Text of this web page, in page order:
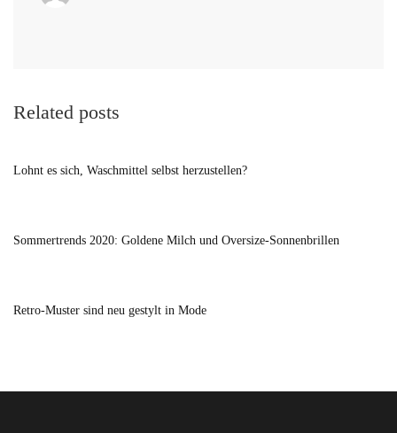
Related posts
Lohnt es sich, Waschmittel selbst herzustellen?
Sommertrends 2020: Goldene Milch und Oversize-Sonnenbrillen
Retro-Muster sind neu gestylt in Mode